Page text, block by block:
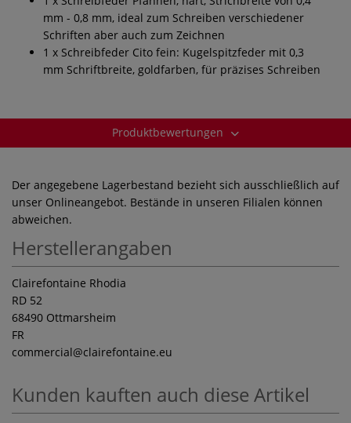
mm - 0,8 mm, ideal zum Schreiben verschiedener
Schriften aber auch zum Zeichnen
1 x Schreibfeder Cito fein: Kugelspitzfeder mit 0,3
mm Schriftbreite, goldfarben, für präzises Schreiben
Produktbewertungen
Der angegebene Lagerbestand bezieht sich ausschließlich auf
unser Onlineangebot. Bestände in unseren Filialen können
abweichen.
Herstellerangaben
Clairefontaine Rhodia
RD 52
68490 Ottmarsheim
FR
commercial@clairefontaine.eu
Kunden kauften auch diese Artikel